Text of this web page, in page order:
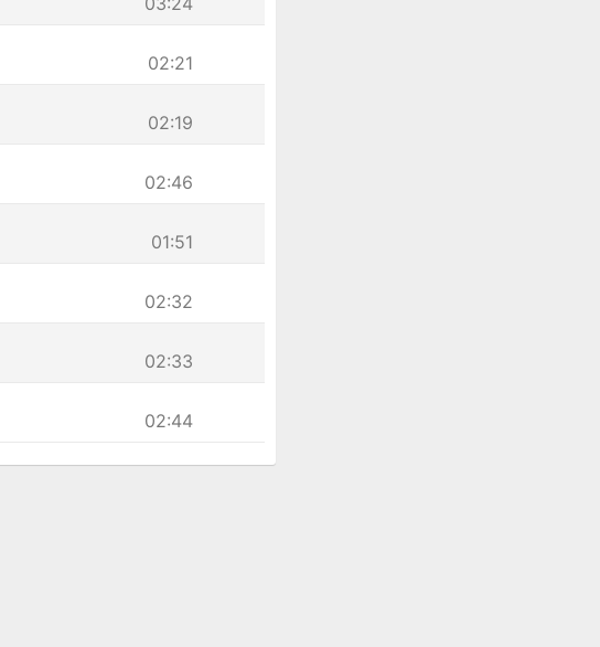
02:21
02:19
02:46
01:51
02:32
02:33
02:44